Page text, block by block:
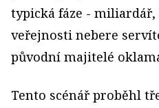
typická fáze -
veřejnosti nebere
původní majitelé
Tento scénář proběhl